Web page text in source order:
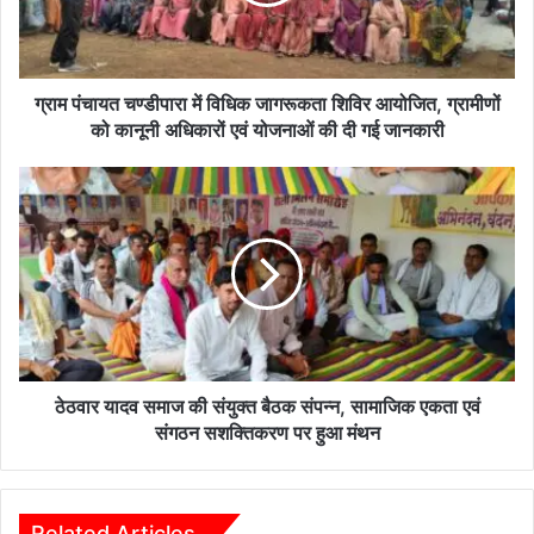
च
पा
धि
क
जा
ग
रू
क
ता
शि
वि
जि
ग्राम पंचायत चण्डीपारा में विधिक जागरूकता शिविर आयोजित, ग्रामीणों
को कानूनी अधिकारों एवं योजनाओं की दी गई जानकारी
ठ
वा
र
या
द
व
स
मा
ठेठवार यादव समाज की संयुक्त बैठक संपन्न, सामाजिक एकता एवं
संगठन सशक्तिकरण पर हुआ मंथन